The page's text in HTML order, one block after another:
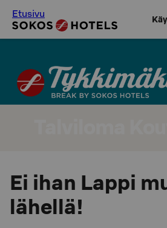
Etusivu
Ei ihan Lappi
lähellä!